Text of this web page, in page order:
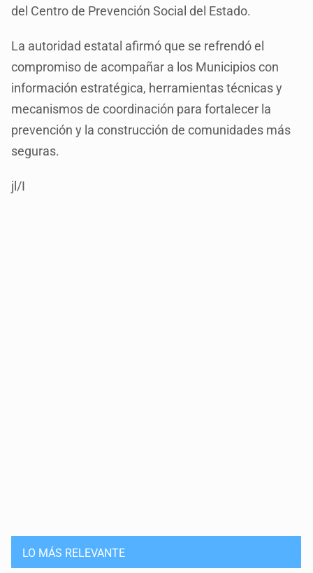
del Centro de Prevención Social del Estado.
La autoridad estatal afirmó que se refrendó el
compromiso de acompañar a los Municipios con
información estratégica, herramientas técnicas y
mecanismos de coordinación para fortalecer la
prevención y la construcción de comunidades más
seguras.
jl/I
LO MÁS RELEVANTE